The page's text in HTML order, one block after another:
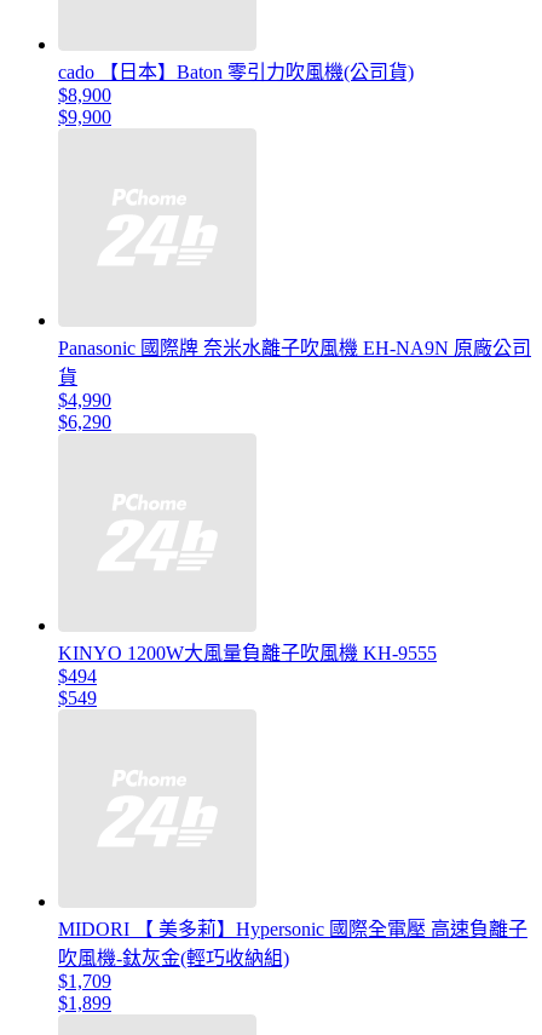
cado 【日本】Baton 零引力吹風機(公司貨)
$8,900
$9,900
Panasonic 國際牌 奈米水離子吹風機 EH-NA9N 原廠公司
貨
$4,990
$6,290
KINYO 1200W大風量負離子吹風機 KH-9555
$494
$549
MIDORI 【 美多莉】Hypersonic 國際全電壓 高速負離子
吹風機-鈦灰金(輕巧收納組)
$1,709
$1,899